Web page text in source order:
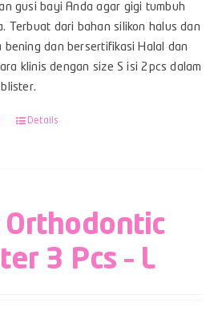
gusi bayi Anda agar gigi tumbuh
Terbuat dari bahan silikon halus dan
bening dan bersertifikasi Halal dan
klinis dengan size S isi 2pcs dalam
blister.
Details
Orthodontic
3 Pcs – L